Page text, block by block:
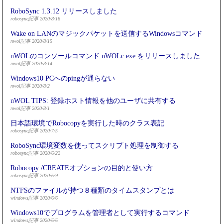
RoboSync 1.3.12 リリースしました
robosync記事 2020/8/16
Wake on LANのマジックパケットを送信するWindowsコマンド
nwol記事 2020/8/15
nWOLのコンソールコマンド nWOLc.exe をリリースしました
nwol記事 2020/8/14
Windows10 PCへのpingが通らない
nwol記事 2020/8/2
nWOL TIPS: 登録ホスト情報を他のユーザに共有する
nwol記事 2020/8/1
日本語環境でRobocopyを実行した時のクラス表記
robosync記事 2020/7/5
RoboSync環境変数を使ってスクリプト処理を制御する
robosync記事 2020/6/22
Robocopy /CREATEオプションの目的と使い方
robosync記事 2020/6/9
NTFSのファイルが持つ８種類のタイムスタンプとは
windows記事 2020/6/6
Windows10でプログラムを管理者として実行するコマンド
windows記事 2020/6/6